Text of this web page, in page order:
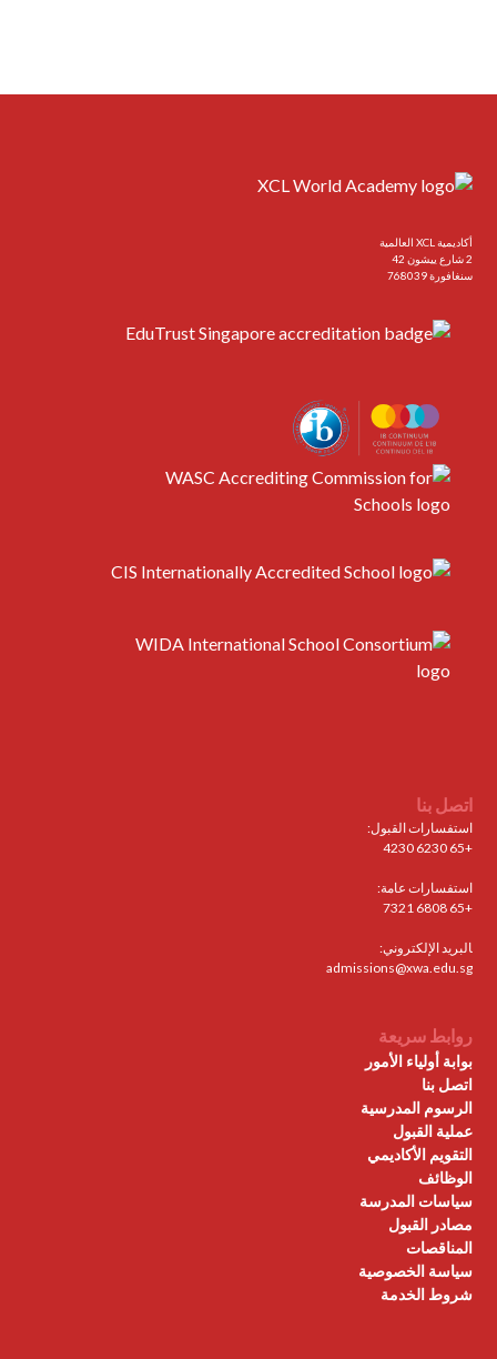
أكاديمية XCL العالمية
2 شارع ييشون 42
سنغافورة 768039
اتصل بنا
استفسارات القبول:
+65 6230 4230
استفسارات عامة:
+65 6808 7321
البريد الإلكتروني:
admissions@xwa.edu.sg
روابط سريعة
بوابة أولياء الأمور
اتصل بنا
الرسوم المدرسية
عملية القبول
التقويم الأكاديمي
الوظائف
سياسات المدرسة
مصادر القبول
المناقصات
سياسة الخصوصية
شروط الخدمة